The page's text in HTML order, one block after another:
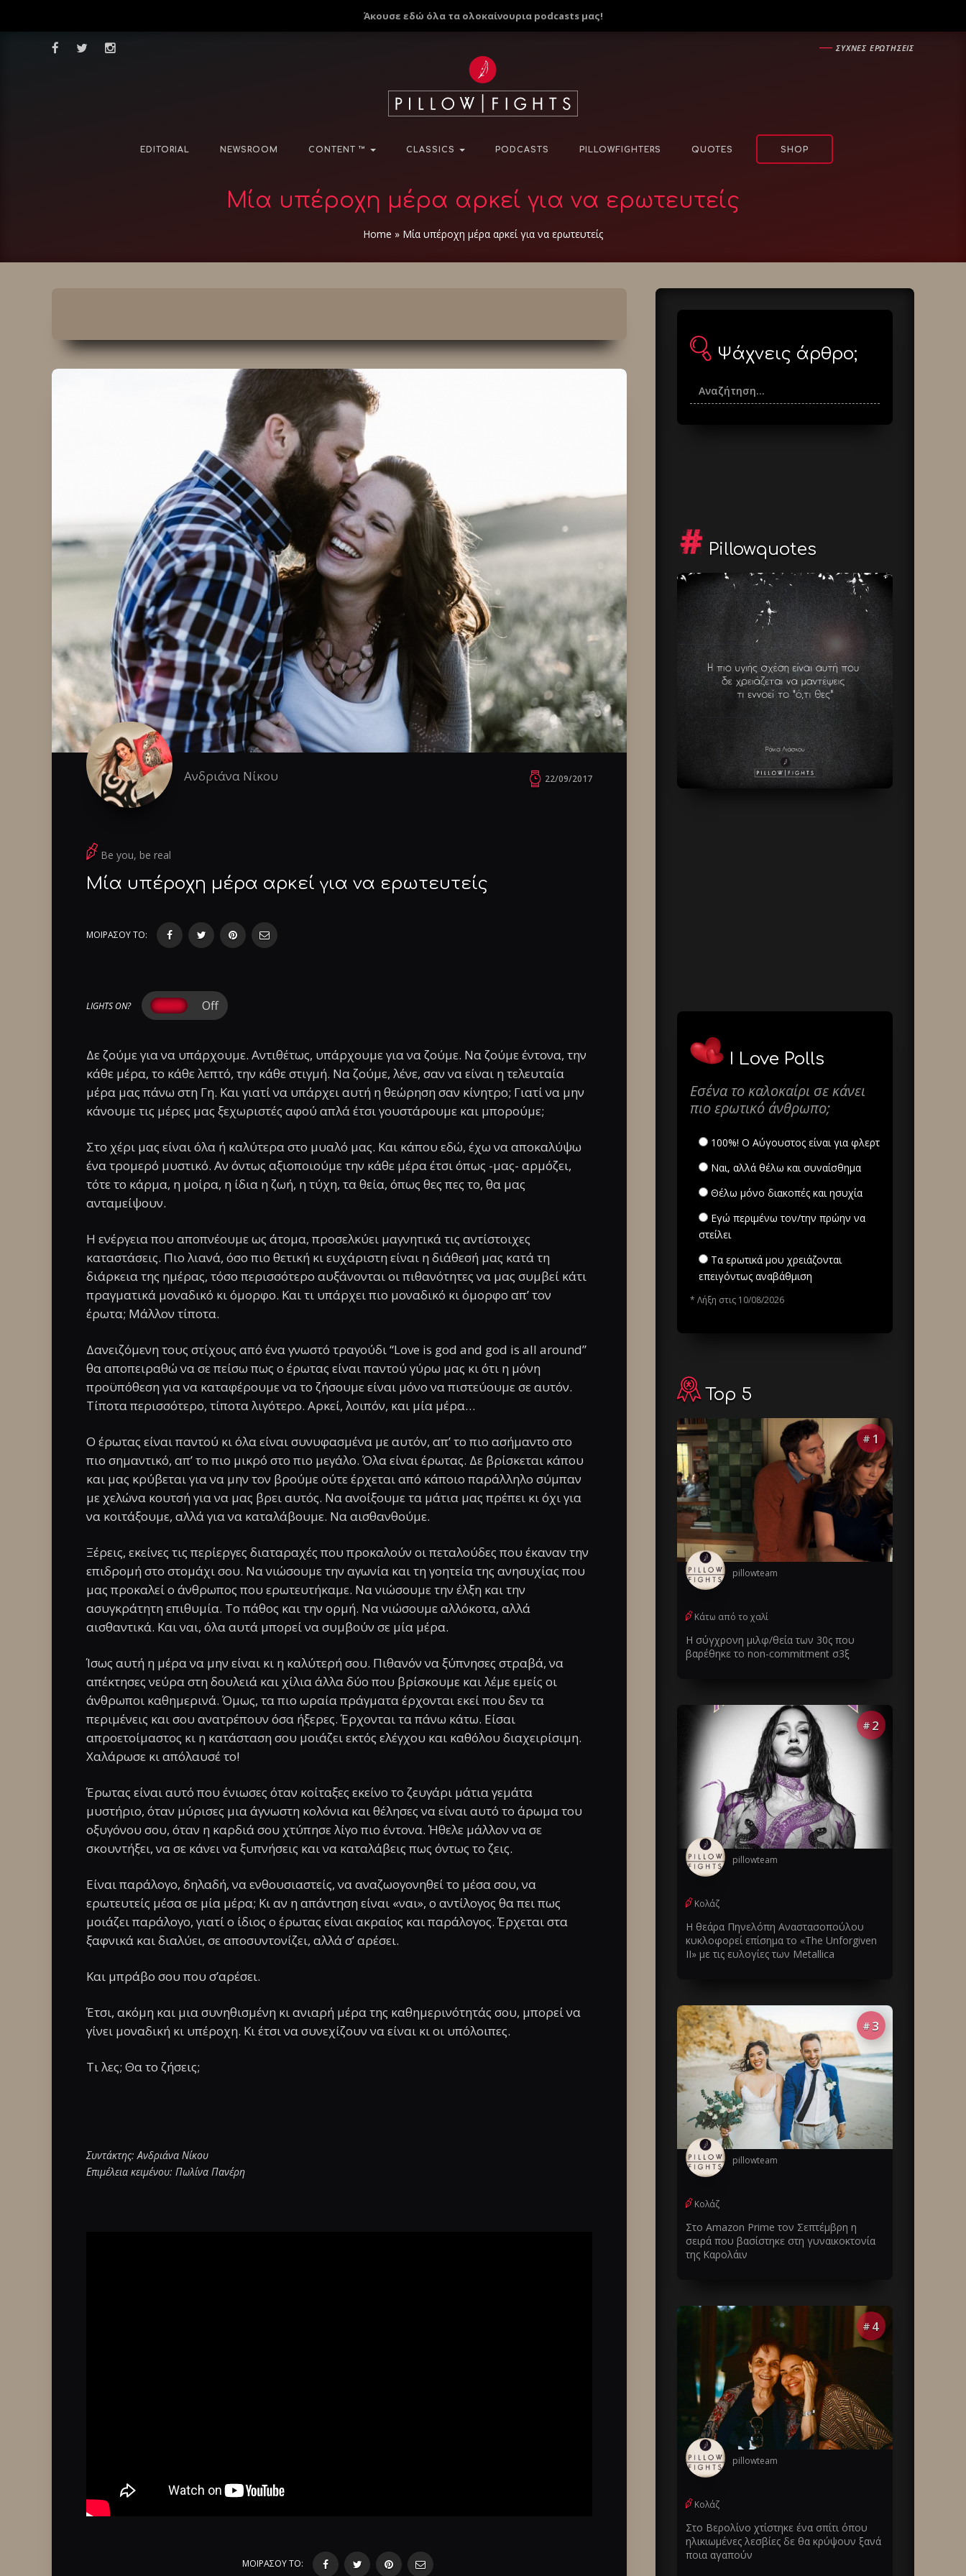
Άκουσε εδώ όλα τα ολοκαίνουρια podcasts μας!
―ΣΥΧΝΕΣ ΕΡΩΤΗΣΕΙΣ
EDITORIAL NEWSROOM CONTENT ™ CLASSICS PODCASTS PILLOWFIGHTERS QUOTES SHOP
Μία υπέροχη μέρα αρκεί για να ερωτευτείς
Home » Μία υπέροχη μέρα αρκεί για να ερωτευτείς
Ανδριάνα Νίκου 22/09/2017
Be you, be real
Μία υπέροχη μέρα αρκεί για να ερωτευτείς
ΜΟΙΡΑΣΟΥ ΤΟ:
LIGHTS ON?
Δε ζούμε για να υπάρχουμε. Αντιθέτως, υπάρχουμε για να ζούμε. Να ζούμε έντονα, την
κάθε μέρα, το κάθε λεπτό, την κάθε στιγμή. Να ζούμε, λένε, σαν να είναι η τελευταία
μέρα μας πάνω στη Γη. Και γιατί να υπάρχει αυτή η θεώρηση σαν κίνητρο; Γιατί να μην
κάνουμε τις μέρες μας ξεχωριστές αφού απλά έτσι γουστάρουμε και μπορούμε;
Στο χέρι μας είναι όλα ή καλύτερα στο μυαλό μας. Και κάπου εδώ, έχω να αποκαλύψω
ένα τρομερό μυστικό. Αν όντως αξιοποιούμε την κάθε μέρα έτσι όπως -μας- αρμόζει,
τότε το κάρμα, η μοίρα, η ίδια η ζωή, η τύχη, τα θεία, όπως θες πες το, θα μας
ανταμείψουν.
Η ενέργεια που αποπνέουμε ως άτομα, προσελκύει μαγνητικά τις αντίστοιχες
καταστάσεις. Πιο λιανά, όσο πιο θετική κι ευχάριστη είναι η διάθεσή μας κατά τη
διάρκεια της ημέρας, τόσο περισσότερο αυξάνονται οι πιθανότητες να μας συμβεί κάτι
πραγματικά μοναδικό κι όμορφο. Και τι υπάρχει πιο μοναδικό κι όμορφο απ’ τον
έρωτα; Μάλλον τίποτα.
Δανειζόμενη τους στίχους από ένα γνωστό τραγούδι “Love is god and god is all around”
θα αποπειραθώ να σε πείσω πως ο έρωτας είναι παντού γύρω μας κι ότι η μόνη
προϋπόθεση για να καταφέρουμε να το ζήσουμε είναι μόνο να πιστεύουμε σε αυτόν.
Τίποτα περισσότερο, τίποτα λιγότερο. Αρκεί, λοιπόν, και μία μέρα…
Ο έρωτας είναι παντού κι όλα είναι συνυφασμένα με αυτόν, απ’ το πιο ασήμαντο στο
πιο σημαντικό, απ’ το πιο μικρό στο πιο μεγάλο. Όλα είναι έρωτας. Δε βρίσκεται κάπου
και μας κρύβεται για να μην τον βρούμε ούτε έρχεται από κάποιο παράλληλο σύμπαν
με χελώνα κουτσή για να μας βρει αυτός. Να ανοίξουμε τα μάτια μας πρέπει κι όχι για
να κοιτάξουμε, αλλά για να καταλάβουμε. Να αισθανθούμε.
Ξέρεις, εκείνες τις περίεργες διαταραχές που προκαλούν οι πεταλούδες που έκαναν την
επιδρομή στο στομάχι σου. Να νιώσουμε την αγωνία και τη γοητεία της ανησυχίας που
μας προκαλεί ο άνθρωπος που ερωτευτήκαμε. Να νιώσουμε την έλξη και την
ασυγκράτητη επιθυμία. Το πάθος και την ορμή. Να νιώσουμε αλλόκοτα, αλλά
αισθαντικά. Και ναι, όλα αυτά μπορεί να συμβούν σε μία μέρα.
Ίσως αυτή η μέρα να μην είναι κι η καλύτερή σου. Πιθανόν να ξύπνησες στραβά, να
απέκτησες νεύρα στη δουλειά και χίλια άλλα δύο που βρίσκουμε και λέμε εμείς οι
άνθρωποι καθημερινά. Όμως, τα πιο ωραία πράγματα έρχονται εκεί που δεν τα
περιμένεις και σου ανατρέπουν όσα ήξερες. Έρχονται τα πάνω κάτω. Είσαι
απροετοίμαστος κι η κατάσταση σου μοιάζει εκτός ελέγχου και καθόλου διαχειρίσιμη.
Χαλάρωσε κι απόλαυσέ το!
Έρωτας είναι αυτό που ένιωσες όταν κοίταξες εκείνο το ζευγάρι μάτια γεμάτα
μυστήριο, όταν μύρισες μια άγνωστη κολόνια και θέλησες να είναι αυτό το άρωμα του
οξυγόνου σου, όταν η καρδιά σου χτύπησε λίγο πιο έντονα. Ήθελε μάλλον να σε
σκουντήξει, να σε κάνει να ξυπνήσεις και να καταλάβεις πως όντως το ζεις.
Είναι παράλογο, δηλαδή, να ενθουσιαστείς, να αναζωογονηθεί το μέσα σου, να
ερωτευτείς μέσα σε μία μέρα; Κι αν η απάντηση είναι «ναι», ο αντίλογος θα πει πως
μοιάζει παράλογο, γιατί ο ίδιος ο έρωτας είναι ακραίος και παράλογος. Έρχεται στα
ξαφνικά και διαλύει, σε αποσυντονίζει, αλλά σ’ αρέσει.
Και μπράβο σου που σ’αρέσει.
Έτσι, ακόμη και μια συνηθισμένη κι ανιαρή μέρα της καθημερινότητάς σου, μπορεί να
γίνει μοναδική κι υπέροχη. Κι έτσι να συνεχίζουν να είναι κι οι υπόλοιπες.
Τι λες; Θα το ζήσεις;
Συντάκτης: Ανδριάνα Νίκου
Επιμέλεια κειμένου: Πωλίνα Πανέρη
ΜΟΙΡΑΣΟΥ ΤΟ:
Ψάχνεις άρθρο;
Pillowquotes
I Love Polls
Εσένα το καλοκαίρι σε κάνει
πιο ερωτικό άνθρωπο;
100%! Ο Αύγουστος είναι για φλερτ
Ναι, αλλά θέλω και συναίσθημα
Θέλω μόνο διακοπές και ησυχία
Εγώ περιμένω τον/την πρώην να
στείλει
Τα ερωτικά μου χρειάζονται
επειγόντως αναβάθμιση
* Λήξη στις 10/08/2026
Top 5
# 1
pillowteam
Κάτω από το χαλί
Η σύγχρονη μιλφ/θεία των 30ς που
βαρέθηκε το non-commitment σ3ξ
# 2
pillowteam
Κολάζ
Η θεάρα Πηνελόπη Αναστασοπούλου
κυκλοφορεί επίσημα το «The Unforgiven
II» με τις ευλογίες των Metallica
# 3
pillowteam
Κολάζ
Στο Amazon Prime τον Σεπτέμβρη η
σειρά που βασίστηκε στη γυναικοκτονία
της Καρολάιν
# 4
pillowteam
Κολάζ
Στο Βερολίνο χτίστηκε ένα σπίτι όπου
ηλικιωμένες λεσβίες δε θα κρύψουν ξανά
ποια αγαπούν